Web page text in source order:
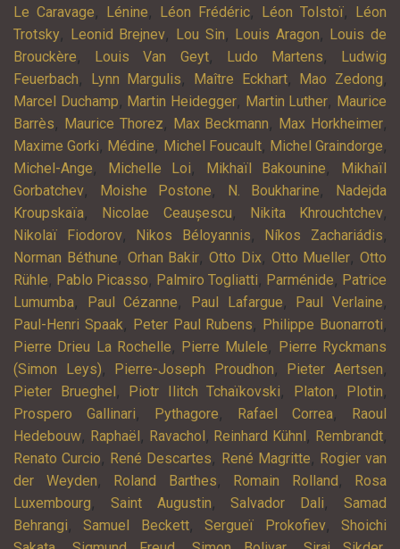
Le Caravage, Lénine, Léon Frédéric, Léon Tolstoï, Léon
Trotsky, Leonid Brejnev, Lou Sin, Louis Aragon, Louis de
Brouckère, Louis Van Geyt, Ludo Martens, Ludwig
Feuerbach, Lynn Margulis, Maître Eckhart, Mao Zedong,
Marcel Duchamp, Martin Heidegger, Martin Luther, Maurice
Barrès, Maurice Thorez, Max Beckmann, Max Horkheimer,
Maxime Gorki, Médine, Michel Foucault, Michel Graindorge,
Michel-Ange, Michelle Loi, Mikhaïl Bakounine, Mikhaïl
Gorbatchev, Moishe Postone, N. Boukharine, Nadejda
Kroupskaïa, Nicolae Ceaușescu, Nikita Khrouchtchev,
Nikolaï Fiodorov, Nikos Béloyannis, Níkos Zachariádis,
Norman Béthune, Orhan Bakir, Otto Dix, Otto Mueller, Otto
Rühle, Pablo Picasso, Palmiro Togliatti, Parménide, Patrice
Lumumba, Paul Cézanne, Paul Lafargue, Paul Verlaine,
Paul-Henri Spaak, Peter Paul Rubens, Philippe Buonarroti,
Pierre Drieu La Rochelle, Pierre Mulele, Pierre Ryckmans
(Simon Leys), Pierre-Joseph Proudhon, Pieter Aertsen,
Pieter Brueghel, Piotr Ilitch Tchaïkovski, Platon, Plotin,
Prospero Gallinari, Pythagore, Rafael Correa, Raoul
Hedebouw, Raphaël, Ravachol, Reinhard Kühnl, Rembrandt,
Renato Curcio, René Descartes, René Magritte, Rogier van
der Weyden, Roland Barthes, Romain Rolland, Rosa
Luxembourg, Saint Augustin,Salvador Dali,Samad
Behrangi,Samuel Beckett,Sergueï Prokofiev,Shoichi